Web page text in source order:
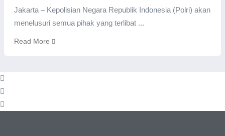
Jakarta – Kepolisian Negara Republik Indonesia (Polri) akan
menelusuri semua pihak yang terlibat ...
Read More